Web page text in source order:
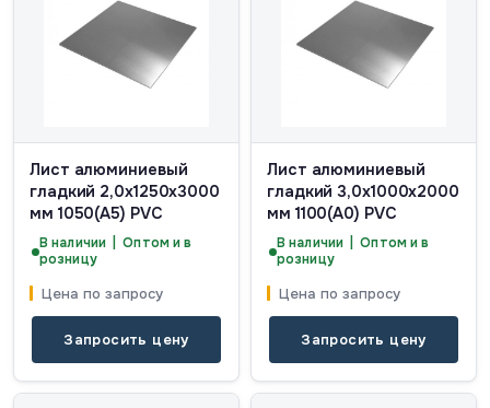
Лист алюминиевый
гладкий 2,0x1250x3000
мм 1050(А5) PVC
В наличии | Оптом и в
розницу
Цена по запросу
Запросить цену
Лист алюминиевый
гладкий 3,0x1000x2000
мм 1100(А0) PVC
В наличии | Оптом и в
розницу
Цена по запросу
Запросить цену